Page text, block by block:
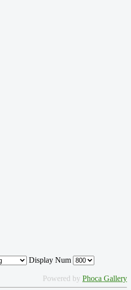
Display Num
Powered by Phoca Gallery